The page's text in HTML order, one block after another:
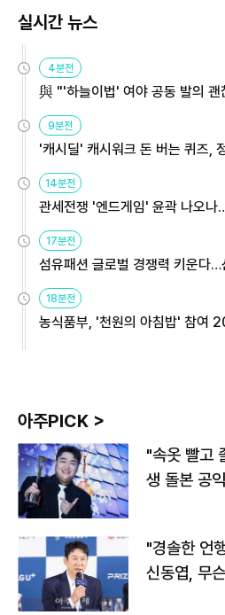
실시간 뉴스
4분전
與 "'하늘이법' 여야 공동 발의
9분전
'캐시딜' 캐시워크 돈 버는 퀴즈,
14분전
관세전쟁 '엔드게임' 윤곽 나오
용해야
17분전
섬유패션 글로벌 경쟁력 키운다
원
18분전
농식품부, '천원의 아침밥' 참여
아주PICK >
"속옷 빨고
생 돌본 공
"경솔한 언
신동엽, 무